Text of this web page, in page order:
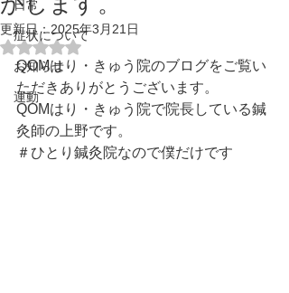
日常
症状について
お知らせ
運動
更新日：2025年3月21日
5つ星のうちNaNと評価されています。
QOMはり・きゅう院のブログをご覧い
ただきありがとうございます。
QOMはり・きゅう院で院長している鍼
灸師の上野です。
＃ひとり鍼灸院なので僕だけです